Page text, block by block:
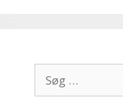
efter: